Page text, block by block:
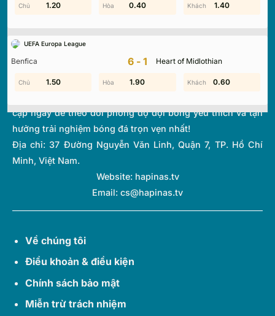
0.10 1.20 1.20
1.20 0.40 1.40
UEFA Europa League
Benfica 6-1 Heart of Midlothian
1.20 1.80 0.50
1.50 1.90 0.60
thi đấu và bảng xếp hạng từ hơn 1.000 giải đấu toàn cầu.
Với giao diện tối ưu và tốc độ cập nhật thời gian thực
(Livescore) siêu tốc, chúng tôi giúp bạn không bỏ lỡ bất kỳ
cập ngay để theo dõi phong độ đội bóng yêu thích và tận
hưởng trải nghiệm bóng đá trọn vẹn nhất!
Địa chỉ: 37 Đường Nguyễn Văn Linh, Quận 7, TP. Hồ Chí
Minh, Việt Nam.
Website: hapinas.tv
Email: cs@hapinas.tv
Về chúng tôi
Điều khoản & điều kiện
Chính sách bảo mật
Miễn trừ trách nhiệm